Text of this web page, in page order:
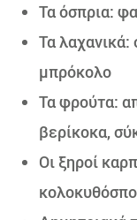
Τα όσπρια:
Τα λαχανικά:
μπρόκολο
Τα φρούτα:
βερίκοκα,
Οι ξηροί